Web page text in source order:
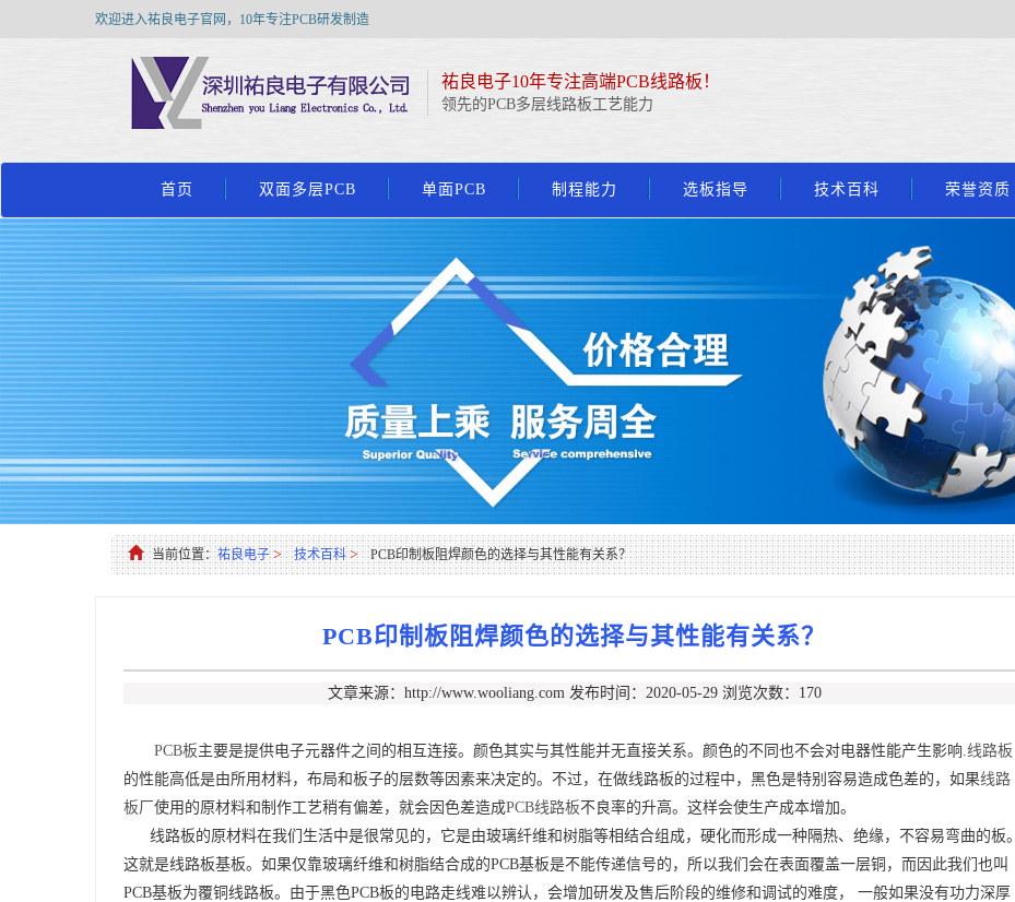
欢迎进入祐良电子官网，10年专注PCB研发制造
祐良电子10年专注高端PCB线路板！
领先的PCB多层线路板工艺能力
首页 双面多层PCB 单面PCB 制程能力 选板指导 技术百科 荣誉资质
当前位置：祐良电子 > 技术百科 > PCB印制板阻焊颜色的选择与其性能有关系？
PCB印制板阻焊颜色的选择与其性能有关系？
文章来源：http://www.wooliang.com 发布时间：2020-05-29 浏览次数：170
PCB板主要是提供电子元器件之间的相互连接。颜色其实与其性能并无直接关系。颜色的不同也不会对电器性能产生影响.线路板
的性能高低是由所用材料，布局和板子的层数等因素来决定的。不过，在做线路板的过程中，黑色是特别容易造成色差的，如果线路
板厂 使用的原材料和制作工艺稍有偏差，就会因色差造成PCB线路板不良率的升高。这样会使生产成本增加。
线路板的原材料在我们生活中是很常见的，它是由玻璃纤维和树脂等相结合组成，硬化而形成一种隔热、绝缘，不容易弯曲的板。
这就是线路板基板。如果仅靠玻璃纤维和树脂结合成的PCB基板是不能传递信号的，所以我们会在表面覆盖一层铜，而因此我们也叫
PCB基板为覆铜线路板。由于黑色PCB板的电路走线难以辨认，会增加研发及售后阶段的维修和调试的难度， 一般如果没有功力深厚